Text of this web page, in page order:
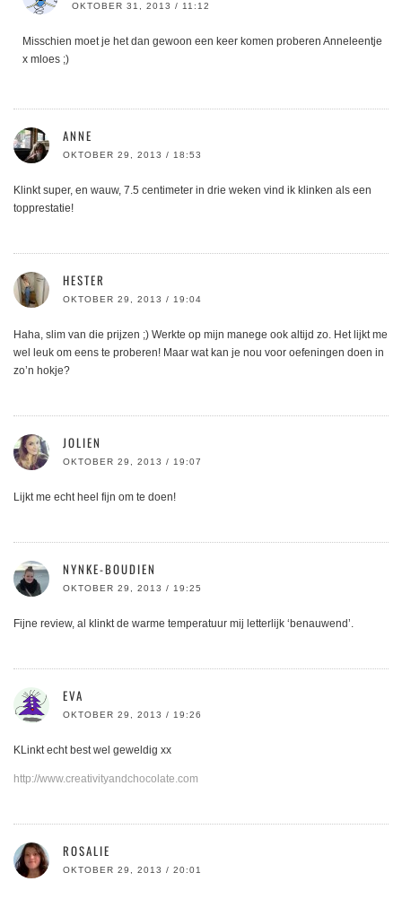
OKTOBER 31, 2013 / 11:12
Misschien moet je het dan gewoon een keer komen proberen Anneleentje
x mloes ;)
ANNE
OKTOBER 29, 2013 / 18:53
Klinkt super, en wauw, 7.5 centimeter in drie weken vind ik klinken als een
topprestatie!
HESTER
OKTOBER 29, 2013 / 19:04
Haha, slim van die prijzen ;) Werkte op mijn manege ook altijd zo. Het lijkt me
wel leuk om eens te proberen! Maar wat kan je nou voor oefeningen doen in
zo’n hokje?
JOLIEN
OKTOBER 29, 2013 / 19:07
Lijkt me echt heel fijn om te doen!
NYNKE-BOUDIEN
OKTOBER 29, 2013 / 19:25
Fijne review, al klinkt de warme temperatuur mij letterlijk ‘benauwend’.
EVA
OKTOBER 29, 2013 / 19:26
KLinkt echt best wel geweldig xx
http://www.creativityandchocolate.com
ROSALIE
OKTOBER 29, 2013 / 20:01